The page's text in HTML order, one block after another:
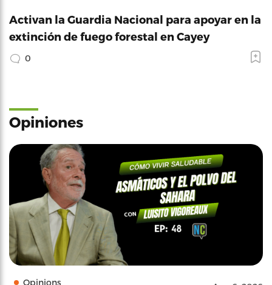
Activan la Guardia Nacional para apoyar en la
extinción de fuego forestal en Cayey
0
Opiniones
Opinions